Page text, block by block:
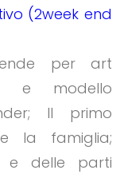
(2week end
per art
e modello
Il primo
la famiglia;
e delle parti